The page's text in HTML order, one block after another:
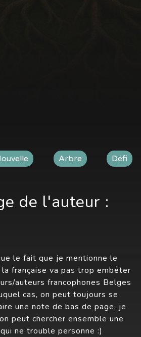
Arbre Défi
de l'auteur :
le fait que je mentionne le
française va pas trop embêter
auteurs francophones Belges
cas, on peut toujours se
une note de bas de page, je
peut chercher ensemble une
ne trouble personne :)